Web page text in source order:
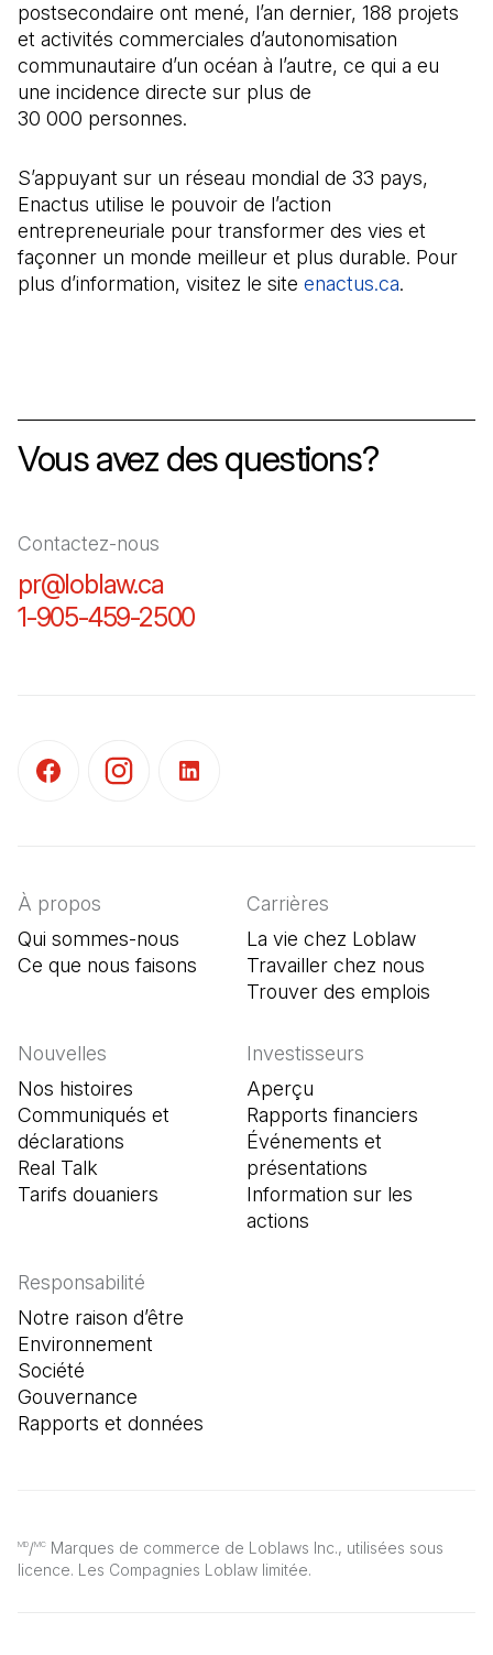
postsecondaire ont mené, l’an dernier, 188 projets
et activités commerciales d’autonomisation
communautaire d’un océan à l’autre, ce qui a eu
une incidence directe sur plus de
30 000 personnes.
S’appuyant sur un réseau mondial de 33 pays,
Enactus utilise le pouvoir de l’action
entrepreneuriale pour transformer des vies et
façonner un monde meilleur et plus durable. Pour
plus d’information, visitez le site enactus.ca(Il s'ouvre
.
Vous avez des questions?
Contactez-nous
pr@loblaw.ca
1-905-459-2500
MD/MC Marques de commerce de Loblaws Inc., utilisées sous
licence. Les Compagnies Loblaw limitée.
À propos
Qui sommes-nous
Ce que nous faisons
Carrières
La vie chez Loblaw
Travailler chez nous
Trouver des emplois
Nouvelles
Nos histoires
Communiqués et
déclarations
Real Talk
Tarifs douaniers
Investisseurs
Aperçu
Rapports financiers
Événements et
présentations
Information sur les
actions
Responsabilité
Notre raison d’être
Environnement
Société
Gouvernance
Rapports et données